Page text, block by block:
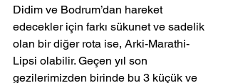
Didim ve Bodrum’dan hareket
edecekler için farkı sükunet ve sadelik
olan bir diğer rota ise, Arki-Marathi-
Lipsi olabilir. Geçen yıl son
gezilerimizden birinde bu 3 küçük ve